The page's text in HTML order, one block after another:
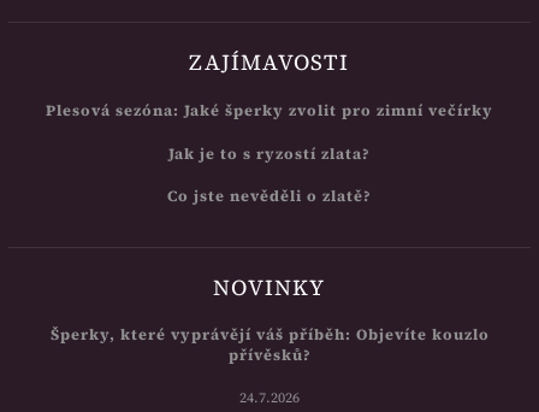
ZAJÍMAVOSTI
Plesová sezóna: Jaké šperky zvolit pro zimní večírky
Jak je to s ryzostí zlata?
Co jste nevěděli o zlatě?
NOVINKY
Šperky, které vyprávějí váš příběh: Objevíte kouzlo
přívěsků?
24.7.2026